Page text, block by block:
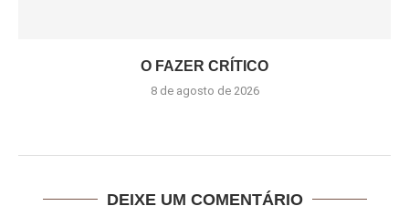
O FAZER CRÍTICO
8 de agosto de 2026
DEIXE UM COMENTÁRIO